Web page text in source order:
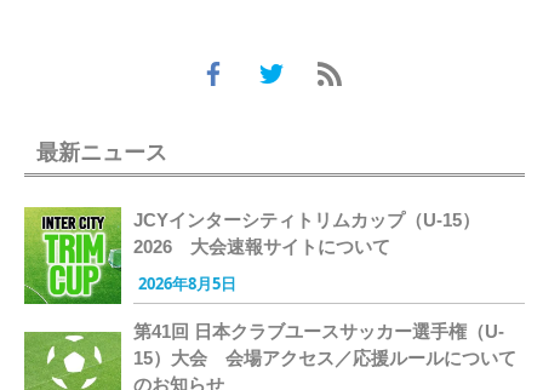
最新ニュース
JCYインターシティトリムカップ（U-15）
2026 大会速報サイトについて
2026年8月5日
第41回 日本クラブユースサッカー選手権（U-
15）大会 会場アクセス／応援ルールについて
のお知らせ